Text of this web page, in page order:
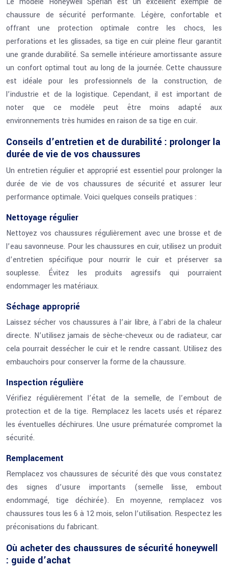
chaussure de sécurité performante. Légère, confortable et
offrant une protection optimale contre les chocs, les
perforations et les glissades, sa tige en cuir pleine fleur garantit
une grande durabilité. Sa semelle intérieure amortissante assure
un confort optimal tout au long de la journée. Cette chaussure
est idéale pour les professionnels de la construction, de
l’industrie et de la logistique. Cependant, il est important de
noter que ce modèle peut être moins adapté aux
environnements très humides en raison de sa tige en cuir.
Conseils d’entretien et de durabilité : prolonger la
durée de vie de vos chaussures
Un entretien régulier et approprié est essentiel pour prolonger la
durée de vie de vos chaussures de sécurité et assurer leur
performance optimale. Voici quelques conseils pratiques :
Nettoyage régulier
Nettoyez vos chaussures régulièrement avec une brosse et de
l’eau savonneuse. Pour les chaussures en cuir, utilisez un produit
d’entretien spécifique pour nourrir le cuir et préserver sa
souplesse. Évitez les produits agressifs qui pourraient
endommager les matériaux.
Séchage approprié
Laissez sécher vos chaussures à l’air libre, à l’abri de la chaleur
directe. N’utilisez jamais de sèche-cheveux ou de radiateur, car
cela pourrait dessécher le cuir et le rendre cassant. Utilisez des
embauchoirs pour conserver la forme de la chaussure.
Inspection régulière
Vérifiez régulièrement l’état de la semelle, de l’embout de
protection et de la tige. Remplacez les lacets usés et réparez
les éventuelles déchirures. Une usure prématurée compromet la
sécurité.
Remplacement
Remplacez vos chaussures de sécurité dès que vous constatez
des signes d’usure importants (semelle lisse, embout
endommagé, tige déchirée). En moyenne, remplacez vos
chaussures tous les 6 à 12 mois, selon l’utilisation. Respectez les
préconisations du fabricant.
Où acheter des chaussures de sécurité honeywell
: guide d’achat